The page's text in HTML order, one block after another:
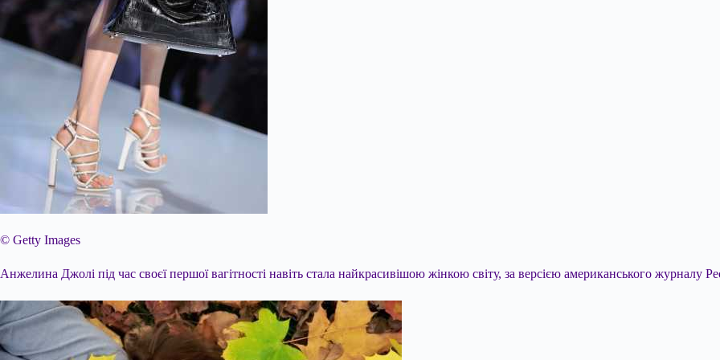
© Getty Images
Анжелина Джолі під час своєї першої вагітності навіть стала найкрасивішою жінкою світу, за версією американського журналу